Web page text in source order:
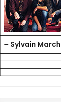
– Sylvain